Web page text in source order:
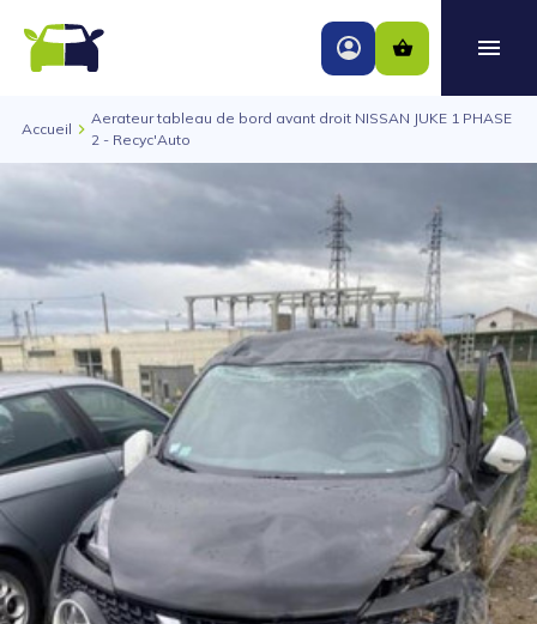
Accueil
Aerateur tableau de bord avant droit NISSAN JUKE 1 PHASE
2 - Recyc'Auto